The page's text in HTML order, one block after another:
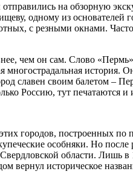
на обзорную
одному из
с резными окнами.
чем он сам. Слово
история.
славен своим балетом –
Россию, тут печатаются
городов, построенных по
особняки. Но
области. Лишь в
вернул историческое